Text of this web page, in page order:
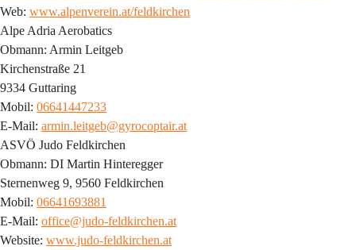
Web: www.alpenverein.at/feldkirchen
Alpe Adria Aerobatics
Obmann: Armin Leitgeb
Kirchenstraße 21
9334 Guttaring
Mobil: 06641447233
E-Mail: armin.leitgeb@gyrocoptair.at
ASVÖ Judo Feldkirchen
Obmann: DI Martin Hinteregger
Sternenweg 9, 9560 Feldkirchen
Mobil: 06641693881
E-Mail: office@judo-feldkirchen.at
Website: www.judo-feldkirchen.at